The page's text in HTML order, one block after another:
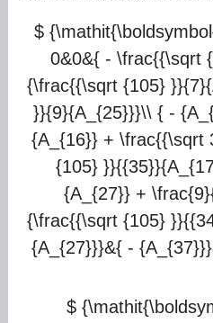
$
0&0&{ - \frac{{\sqrt
{\frac{{\sqrt {105}
}}{9}{A_{25}}}\\ { -
{A_{16}} + \frac{{\sqrt
{105}
{A_{27}} +
{\frac{{\sqrt {105}
{A_{27}}}&{ -
$